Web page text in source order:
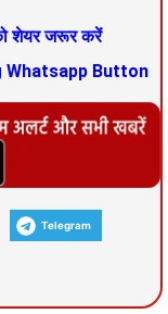
शेयर जरूर करें
Whatsapp Button
Telegram